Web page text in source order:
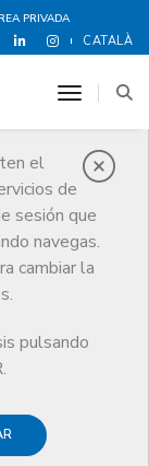
PRIVADA
CATALÀ
el
de
sesión que
navegas.
cambiar la
pulsando
toggle